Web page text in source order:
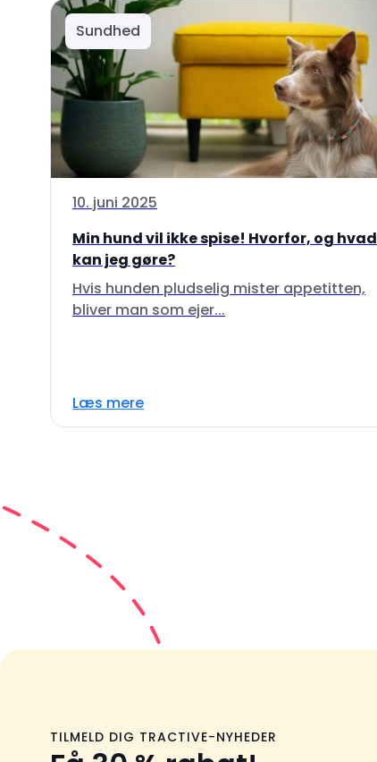
Sundhed
10. juni 2025
Min hund vil ikke spise! Hvorfor, og hvad
kan jeg gøre?
Hvis hunden pludselig mister appetitten,
bliver man som ejer...
Læs mere
TILMELD DIG TRACTIVE-NYHEDER